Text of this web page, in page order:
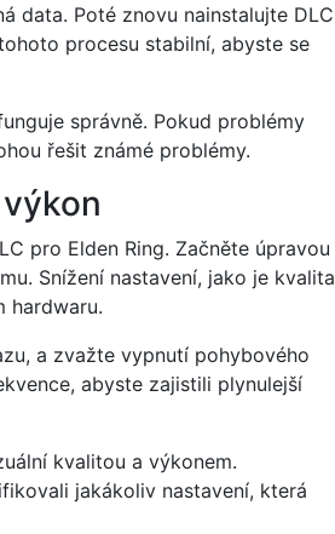
data. Poté znovu nainstalujte DLC
procesu stabilní, abyste se
správně. Pokud problémy
řešit známé problémy.
pro Elden Ring. Začněte úpravou
Snížení nastavení, jako je kvalita
hardwaru.
a zvažte vypnutí pohybového
abyste zajistili plynulejší
kvalitou a výkonem.
jakákoliv nastavení, která